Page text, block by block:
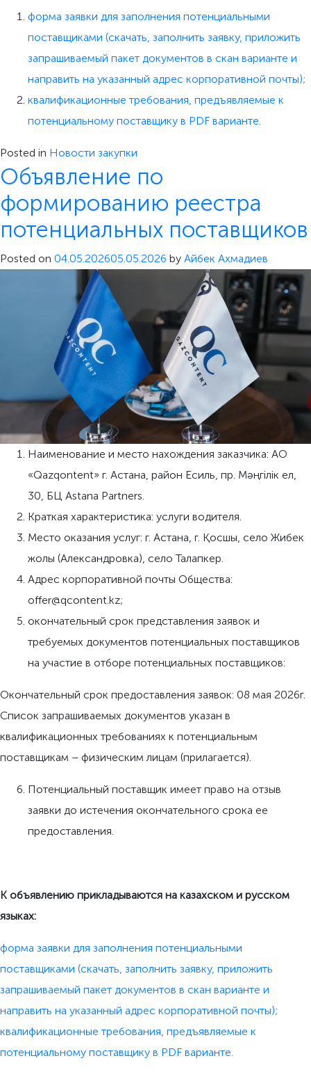
форма заявки для заполнения потенциальными
поставщиками (скачать, заполнить заявку, приложить
запрашиваемый пакет документов в скан варианте и
направить на указанный адрес корпоративной почты);
квалификационные требования, предъявляемые к
потенциальному поставщику в PDF варианте.
Posted in Новости закупки
Объявление по
формированию реестра
потенциальных поставщиков
Posted on 04.05.202605.05.2026 by Айбек Ахмадиев
Наименование и место нахождения заказчика: АО
«Qazqontent» г. Астана, район Есиль, пр. Мәңгілік ел,
30, БЦ Astana Partners.
Краткая характеристика: услуги водителя.
Место оказания услуг: г. Астана, г. Қосшы, село Жибек
жолы (Александровка), село Талапкер.
Адрес корпоративной почты Общества:
offer@qcontent.kz;
окончательный срок представления заявок и
требуемых документов потенциальных поставщиков
на участие в отборе потенциальных поставщиков:
Окончательный срок предоставления заявок: 08 мая 2026г.
Список запрашиваемых документов указан в
квалификационных требованиях к потенциальным
поставщикам – физическим лицам (прилагается).
Потенциальный поставщик имеет право на отзыв
заявки до истечения окончательного срока ее
предоставления.
К объявлению прикладываются на казахском и русском
языках:
форма заявки для заполнения потенциальными
поставщиками (скачать, заполнить заявку, приложить
запрашиваемый пакет документов в скан варианте и
направить на указанный адрес корпоративной почты);
квалификационные требования, предъявляемые к
потенциальному поставщику в PDF варианте.